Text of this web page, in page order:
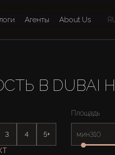
Агенты About Us
В DUBAI
3 4 5+
Площадь
мин